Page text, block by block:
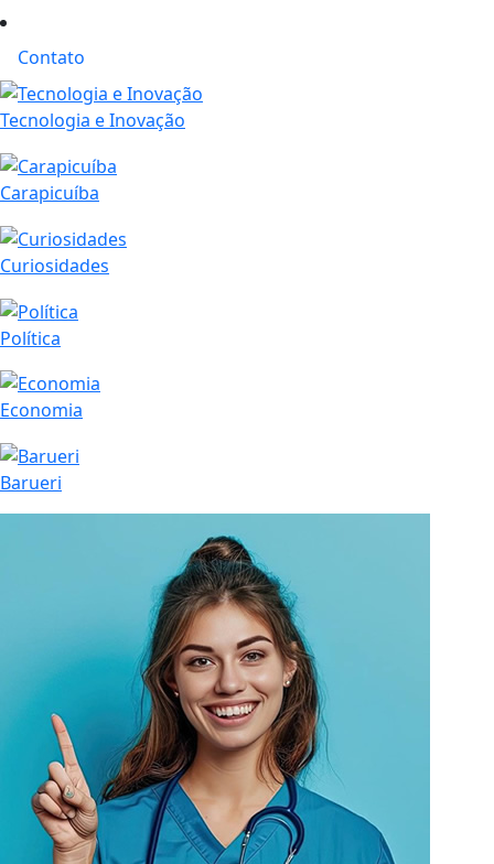
Contato
Tecnologia e Inovação
Carapicuíba
Curiosidades
Política
Economia
Barueri